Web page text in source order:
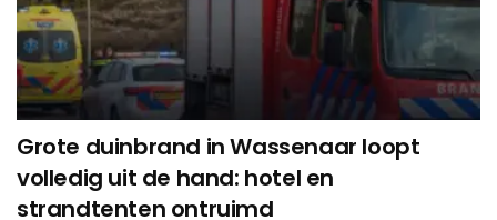
Grote duinbrand in Wassenaar loopt
volledig uit de hand: hotel en
strandtenten ontruimd